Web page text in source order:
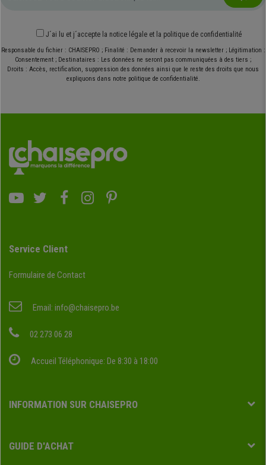
J´ai lu et j´accepte la notice légale et la politique de confidentialité
Responsable du fichier : CHAISEPRO ; Finalité : Demander à recevoir la newsletter ; Légitimation :
Consentement ; Destinataires : Les données ne seront pas communiquées à des tiers ;
Droits : Accès, rectification, suppression des données ainsi que le reste des droits que nous
expliquons dans notre politique de confidentialité.
Service Client
Formulaire de Contact
Email: info@chaisepro.be
02 273 06 28
Accueil Téléphonique: De 8:30 à 18:00
INFORMATION SUR CHAISEPRO
GUIDE D'ACHAT